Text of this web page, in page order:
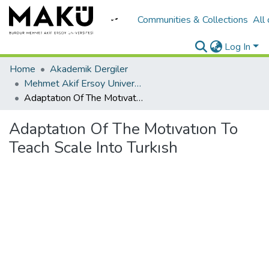
Communities & Collections All
Log In
Home
Akademik Dergiler
Mehmet Akif Ersoy University Journal of Education Faculty
Adaptatıon Of The Motıvatıon To Teach Scale Into Turkısh
Adaptatıon Of The Motıvatıon To
Teach Scale Into Turkısh